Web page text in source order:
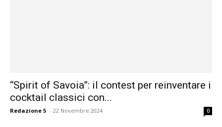
“Spirit of Savoia”: il contest per reinventare i
cocktail classici con...
Redazione 5 - 22 Novembre 2024 0